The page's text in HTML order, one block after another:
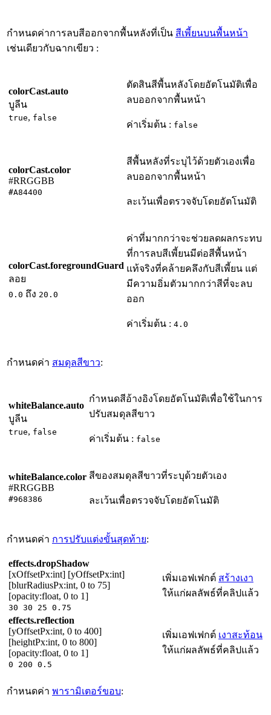
กำหนดค่าการลบสีออกจากพื้นหลังที่เป็น สีเพี้ยนบนพื้นหน้า
เช่นเดียวกับฉากเขียว :
colorCast.auto
บูลีน
true, false
ตัดสินสีพื้นหลังโดยอัตโนมัติเพื่อ
ลบออกจากพื้นหน้า
ค่าเริ่มต้น : false
colorCast.color
#RRGGBB
#A84400
สีพื้นหลังที่ระบุไว้ด้วยตัวเองเพื่อ
ลบออกจากพื้นหน้า
ละเว้นเพื่อตรวจจับโดยอัตโนมัติ
colorCast.foregroundGuard
ลอย
0.0 ถึง 20.0
ค่าที่มากกว่าจะช่วยลดผลกระทบ
ที่การลบสีเพี้ยนมีต่อสีพื้นหน้า
แท้จริงที่คล้ายคลึงกับสีเพี้ยน แต่
มีความอิ่มตัวมากกว่าสีที่จะลบ
ออก
ค่าเริ่มต้น : 4.0
กำหนดค่า สมดุลสีขาว:
whiteBalance.auto
บูลีน
true, false
กำหนดสีอ้างอิงโดยอัตโนมัติเพื่อใช้ในการ
ปรับสมดุลสีขาว
ค่าเริ่มต้น : false
whiteBalance.color
#RRGGBB
#968386
สีของสมดุลสีขาวที่ระบุด้วยตัวเอง
ละเว้นเพื่อตรวจจับโดยอัตโนมัติ
กำหนดค่า การปรับแต่งขั้นสุดท้าย:
effects.dropShadow
[xOffsetPx:int] [yOffsetPx:int]
[blurRadiusPx:int, 0 to 75]
[opacity:float, 0 to 1]
30 30 25 0.75
เพิ่มเอฟเฟกต์ สร้างเงา
ให้แก่ผลลัพธ์ที่คลิปแล้ว
effects.reflection
[yOffsetPx:int, 0 to 400]
[heightPx:int, 0 to 800]
[opacity:float, 0 to 1]
0 200 0.5
เพิ่มเอฟเฟกต์ เงาสะท้อน
ให้แก่ผลลัพธ์ที่คลิปแล้ว
กำหนดค่า พารามิเตอร์ขอบ: